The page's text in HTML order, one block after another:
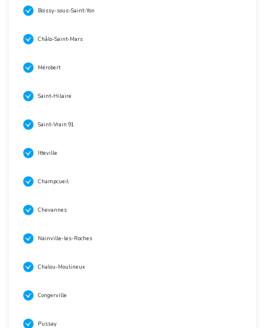
Boissy-sous-Saint-Yon
Châlo-Saint-Mars
Mérobert
Saint-Hilaire
Saint-Vrain 91
Itteville
Champcueil
Chevannes
Nainville-les-Roches
Chalou-Moulineux
Congerville
Pussay